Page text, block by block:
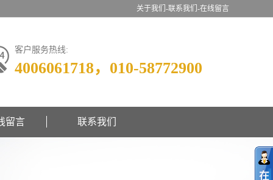
关于我们-联系我们-在线留言
客户服务热线:
4006061718，010-58772900
留言 联系我们